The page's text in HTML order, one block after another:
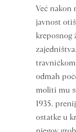
Već nakon
javnost
kreposnog
odmah
moliti mu
1935.
ostatke u